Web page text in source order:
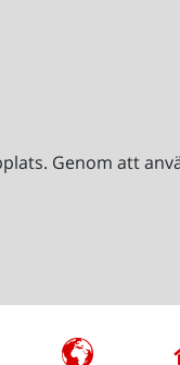
Genom att